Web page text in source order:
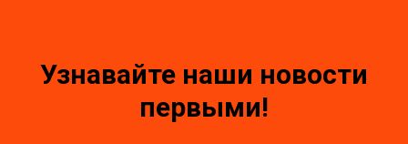
Узнавайте наши новости
первыми!